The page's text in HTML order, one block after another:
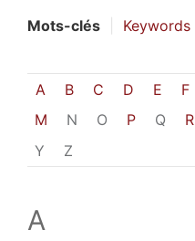
Mots-clés Keywords
A B C D E F
M
N O P Q R
Y
Z
A